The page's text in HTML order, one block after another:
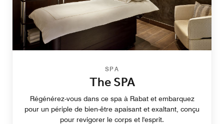
SPA
The SPA
Régénérez-vous dans ce spa à Rabat et embarquez
pour un périple de bien-être apaisant et exaltant, conçu
pour revigorer le corps et l'esprit.